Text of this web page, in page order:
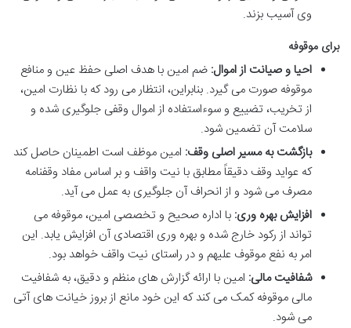
وی آسیب بزند.
برای موقوفه
احیا و صیانت از اموال: ضم امین با هدف اصلی حفظ عین و منافع
موقوفه صورت می گیرد. بنابراین، انتظار می رود که با نظارت امین،
از تخریب، تضییع و سوءاستفاده از اموال وقفی جلوگیری شده و
سلامت آن تضمین شود.
بازگشت به مسیر اصلی وقف: امین موظف است اطمینان حاصل کند
که عواید وقف دقیقاً مطابق با نیت واقف و بر اساس مفاد وقفنامه
مصرف می شود و از انحراف آن جلوگیری به عمل می آید.
افزایش بهره وری: با اداره صحیح و تخصصی امین، موقوفه می
تواند از رکود خارج شده و بهره وری اقتصادی آن افزایش یابد. این
امر به نفع موقوف علیهم و در راستای نیت واقف خواهد بود.
شفافیت مالی: امین با ارائه گزارش های منظم و دقیق، به شفافیت
مالی موقوفه کمک می کند که این خود مانع از بروز خیانت های آتی
می شود.